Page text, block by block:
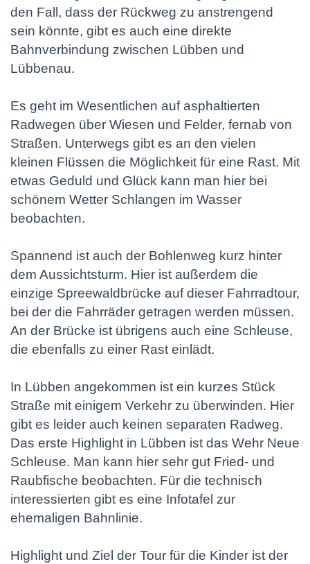
den Fall, dass der Rückweg zu anstrengend
sein könnte, gibt es auch eine direkte
Bahnverbindung zwischen Lübben und
Lübbenau.
Es geht im Wesentlichen auf asphaltierten
Radwegen über Wiesen und Felder, fernab von
Straßen. Unterwegs gibt es an den vielen
kleinen Flüssen die Möglichkeit für eine Rast. Mit
etwas Geduld und Glück kann man hier bei
schönem Wetter Schlangen im Wasser
beobachten.
Spannend ist auch der Bohlenweg kurz hinter
dem Aussichtsturm. Hier ist außerdem die
einzige Spreewaldbrücke auf dieser Fahrradtour,
bei der die Fahrräder getragen werden müssen.
An der Brücke ist übrigens auch eine Schleuse,
die ebenfalls zu einer Rast einlädt.
In Lübben angekommen ist ein kurzes Stück
Straße mit einigem Verkehr zu überwinden. Hier
gibt es leider auch keinen separaten Radweg.
Das erste Highlight in Lübben ist das Wehr Neue
Schleuse. Man kann hier sehr gut Fried- und
Raubfische beobachten. Für die technisch
interessierten gibt es eine Infotafel zur
ehemaligen Bahnlinie.
Highlight und Ziel der Tour für die Kinder ist der